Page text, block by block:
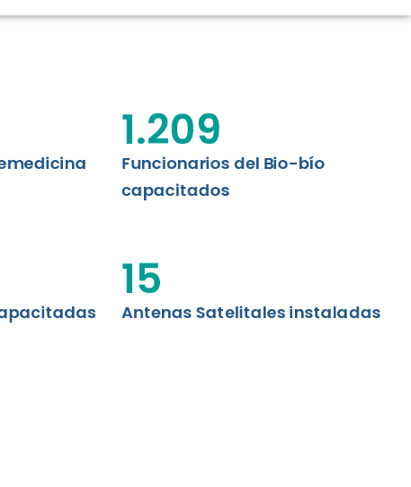
Funcionarios del Bio-bío
capacitados
1.209
Antenas Satelitales instaladas
15